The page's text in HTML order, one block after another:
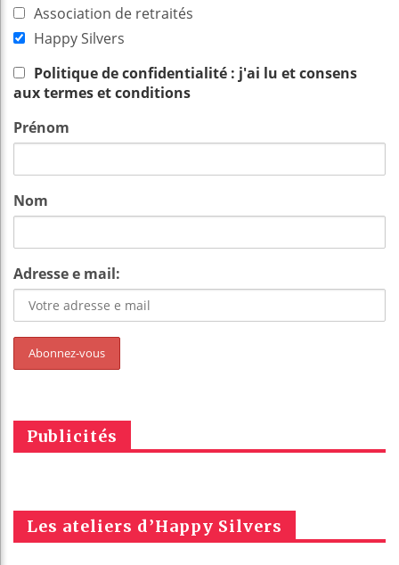
Association de retraités
Happy Silvers
Politique de confidentialité : j'ai lu et consens
aux termes et conditions
Prénom
Nom
Adresse e mail:
Publicités
Les ateliers d’Happy Silvers